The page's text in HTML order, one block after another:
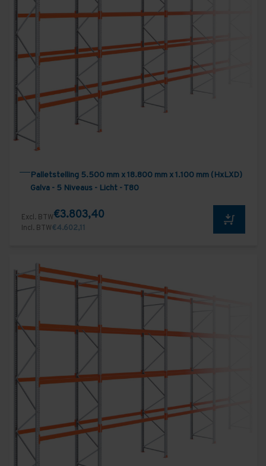
Palletstelling 5.500 mm x 18.800 mm x 1.100 mm (HxLXD)
Galva - 5 Niveaus - Licht - T80
Excl. BTW€3.803,40
Incl. BTW€4.602,11